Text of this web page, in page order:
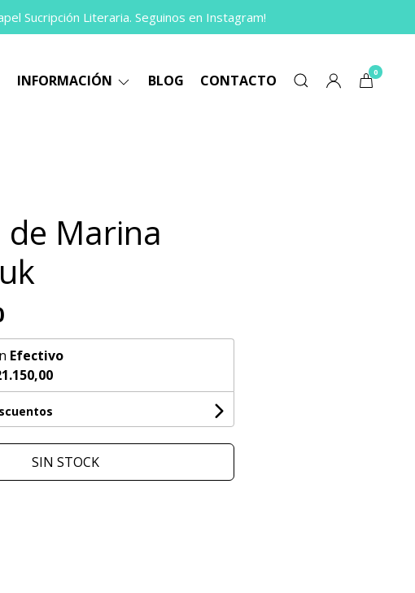
Sucripción Literaria. Seguinos en Instagram!
INFORMACIÓN BLOG CONTACTO 0
de Marina
Efectivo
SIN STOCK